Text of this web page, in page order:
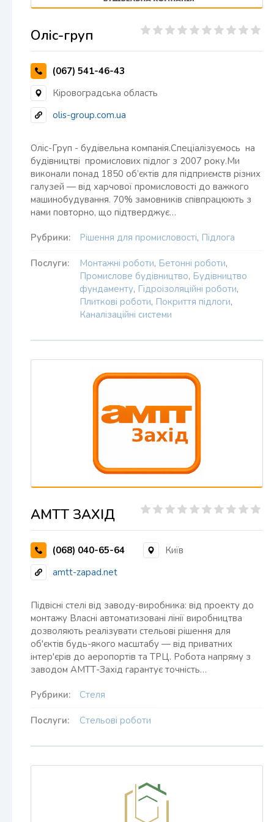
Оліс-груп
(067) 541-46-43
Кіровоградська область
olis-group.com.ua
Оліс-Груп - будівельна компанія.Спеціалізуємось на
будівництві промислових підлог з 2007 року.Ми
виконали понад 1850 об’єктів для підприємств різних
галузей — від харчової промисловості до важкого
машинобудування. 70% замовників співпрацюють з
нами повторно, що підтверджує…
Рубрики: Рішення для промисловості, Підлога
Послуги: Монтажні роботи, Бетонні роботи,
Промислове будівництво, Будівництво
фундаменту, Гідроізоляційні роботи,
Плиткові роботи, Покриття підлоги,
Каналізаційні системи
АМТТ ЗАХІД
(068) 040-65-64
Київ
amtt-zapad.net
Підвісні стелі від заводу-виробника: від проекту до
монтажу Власні автоматизовані лінії виробництва
дозволяють реалізувати стельові рішення для
об'єктів будь-якого масштабу — від приватних
інтер'єрів до аеропортів та ТРЦ. Робота напряму з
заводом АМТТ-Захід гарантує точність…
Рубрики: Стеля
Послуги: Стельові роботи